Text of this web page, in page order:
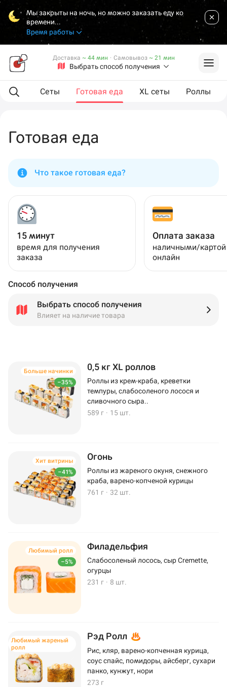
Мы закрыты на ночь, но можно заказать еду ко
времени...
Время работы
Выбрать способ получения
Доставка ~ 44 мин · Самовывоз ~ 21 мин
Сеты Готовая еда XL сеты Роллы
Готовая еда
Что такое готовая еда?
15 минут
время для получения
заказа
Оплата заказа
наличными/
онлайн
Способ получения
Выбрать способ получения
Влияет на наличие товара
–35%
Больше начинки 0,5 кг XL роллов
Роллы из крем-краба, креветки
темпуры, слабосоленого лосося и
сливочного сыра..
589 г · 15 шт.
–41%
Хит витрины Огонь
Роллы из жареного окуня, снежного
краба, варено-копченой курицы
761 г · 32 шт.
–5%
Любимый ролл Филадельфия
Слабосоленый лосось, сыр Cremette,
огурцы
231 г · 8 шт.
Любимый жареный
ролл
Рэд Ролл
Рис, кляр, варено-копченная курица,
соус спайс, помидоры, айсберг, сухари
панко, кунжут, нори
273 г